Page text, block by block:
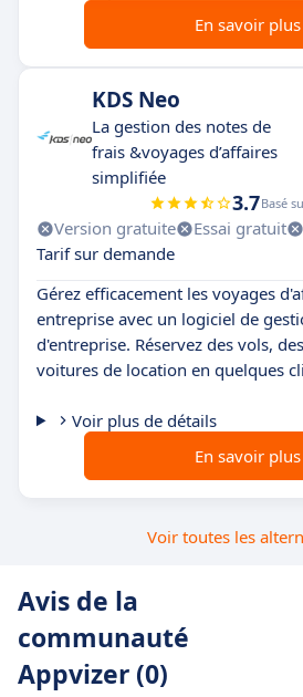
En savoir plus
KDS Neo
La gestion des notes de
frais &voyages d’affaires
simplifiée
3.7Basé
Version gratuite Essai gratuit
Tarif sur demande
Gérez efficacement les voyages
entreprise avec un logiciel de
d'entreprise. Réservez des vols,
voitures de location en quelques
Voir plus de détails
En savoir plus
Voir toutes les
Avis de la
communauté
Appvizer (0)